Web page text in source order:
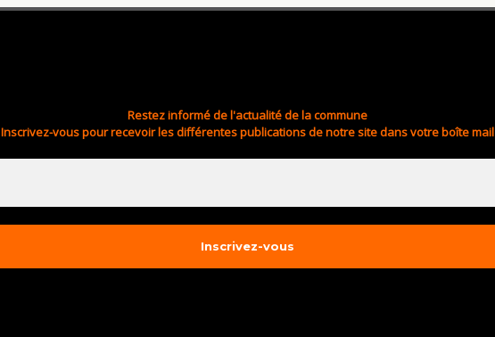
Restez informé de l'actualité de la commune
Inscrivez-vous pour recevoir les différentes publications de notre site dans votre boîte mail